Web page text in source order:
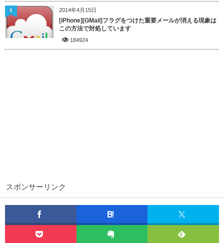
2014年4月15日
[iPhone][GMail]フラグをつけた重要メールが消える現象は
この方法で対処しています
184924
5
スポンサーリンク